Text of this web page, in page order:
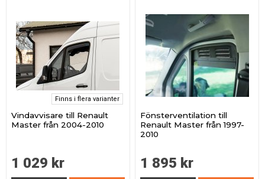
Finns i flera varianter
Vindavvisare till Renault
Master från 2004-2010
1 029 kr
Fönsterventilation till
Renault Master från 1997-
2010
1 895 kr